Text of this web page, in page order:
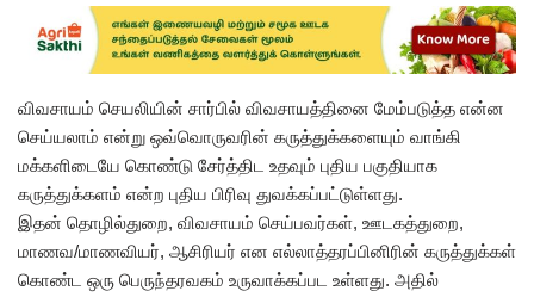
விவசாயம் செயலியின் சார்பில் விவசாயத்தினை மேம்படுத்த என்ன
செய்யலாம் என்று ஒவ்வொருவரின் கருத்துக்களையும் வாங்கி
மக்களிடையே கொண்டு சேர்த்திட உதவும் புதிய பகுதியாக
கருத்துக்களம் என்ற புதிய பிரிவு துவக்கப்பட்டுள்ளது.
இதன் தொழில்துறை, விவசாயம் செய்பவர்கள், ஊடகத்துறை,
மாணவ/மாணவியர், ஆசிரியர் என எல்லாத்தரப்பினிரின் கருத்துக்கள்
கொண்ட ஒரு பெருந்தரவகம் உருவாக்கப்பட உள்ளது. அதில்